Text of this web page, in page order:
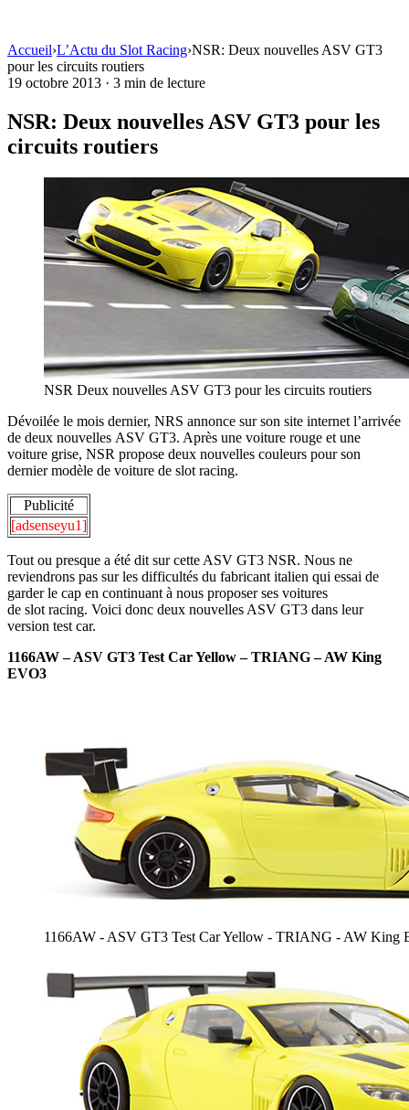
Accueil›L’Actu du Slot Racing›NSR: Deux nouvelles ASV GT3
pour les circuits routiers
19 octobre 2013 · 3 min de lecture
NSR: Deux nouvelles ASV GT3 pour les
circuits routiers
NSR Deux nouvelles ASV GT3 pour les circuits routiers
Dévoilée le mois dernier, NRS annonce sur son site internet l’arrivée
de deux nouvelles ASV GT3. Après une voiture rouge et une
voiture grise, NSR propose deux nouvelles couleurs pour son
dernier modèle de voiture de slot racing.
Publicité
[adsenseyu1]
Tout ou presque a été dit sur cette ASV GT3 NSR. Nous ne
reviendrons pas sur les difficultés du fabricant italien qui essai de
garder le cap en continuant à nous proposer ses voitures
de slot racing. Voici donc deux nouvelles ASV GT3 dans leur
version test car.
1166AW – ASV GT3 Test Car Yellow – TRIANG – AW King
EVO3
1166AW - ASV GT3 Test Car Yellow - TRIANG - AW King